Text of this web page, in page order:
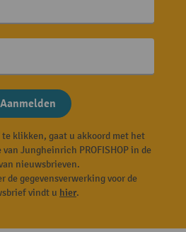
Aanmelden
te klikken, gaat u akkoord met het
Jungheinrich PROFISHOP in de
nieuwsbrieven.
de gegevensverwerking voor de
vindt u hier.